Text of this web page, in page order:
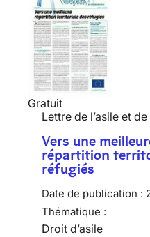
Gratuit
Lettre de l’asile et
Vers une
répartition
réfugiés
Date de publication :
Thématique :
Droit d’asile